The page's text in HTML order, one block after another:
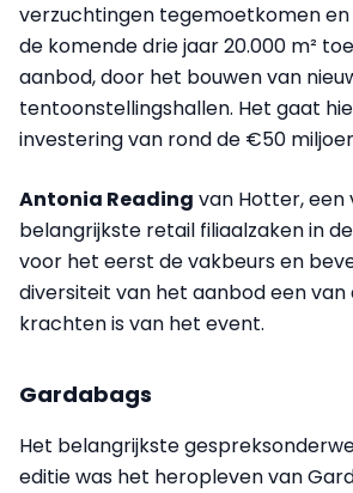
verzuchtingen tegemoetkomen en
de komende drie jaar 20.000 m²
aanbod, door het bouwen van
tentoonstellingshallen. Het gaat
investering van rond de €50
Antonia Reading van Hotter, een
belangrijkste retail filiaalzaken in
voor het eerst de vakbeurs en
diversiteit van het aanbod een
krachten is van het event.
Gardabags
Het belangrijkste
editie was het heropleven van